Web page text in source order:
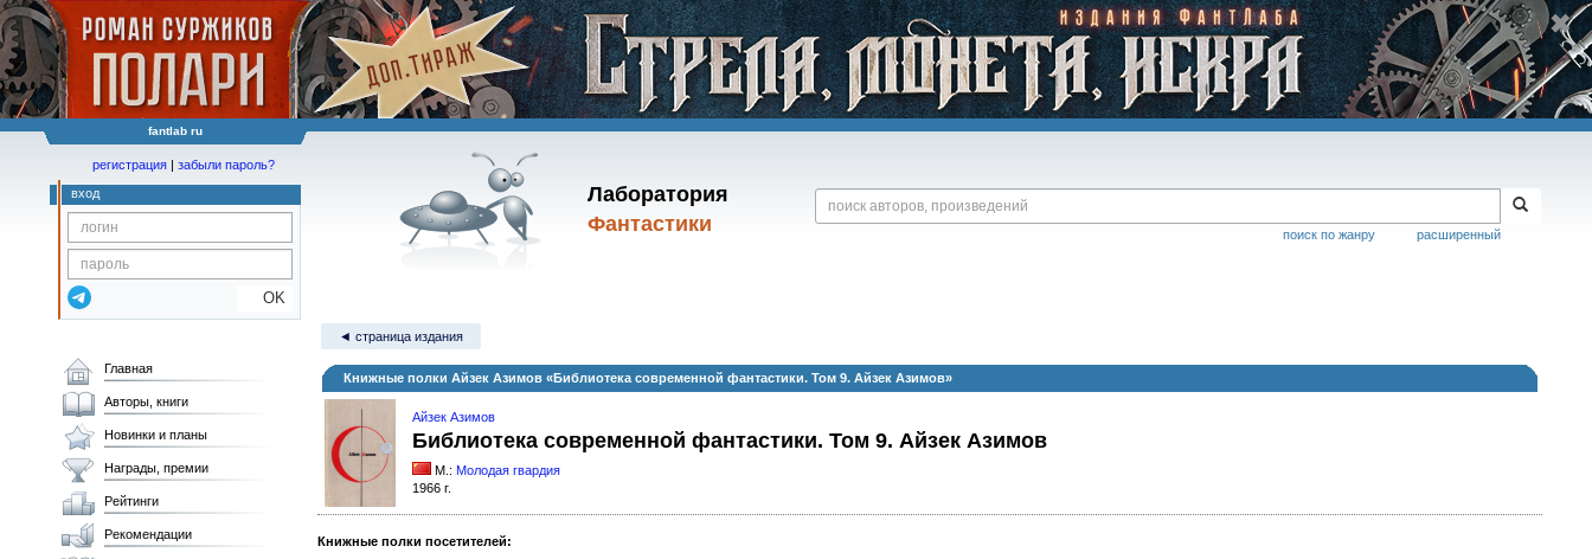
fantlab ru
Лаборатория
Фантастики
расширенный
поиск по жанру
регистрация | забыли пароль?
вход
OK
◄ страница издания
Книжные полки Айзек Азимов «Библиотека современной фантастики. Том 9. Айзек Азимов»
Айзек Азимов
Библиотека современной фантастики. Том 9. Айзек Азимов
М.: Молодая гвардия
1966 г.
Книжные полки посетителей:
Главная
Авторы, книги
Новинки и планы
Награды, премии
Рейтинги
Рекомендации